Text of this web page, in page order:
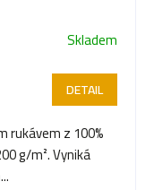
Skladem
DETAIL
rukávem z 100%
g/m². Vyniká